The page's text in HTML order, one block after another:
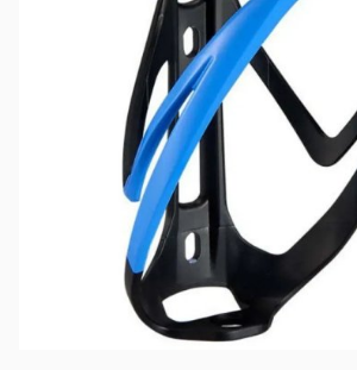
Wachtwoord*
Inloggen
Mij onthouden